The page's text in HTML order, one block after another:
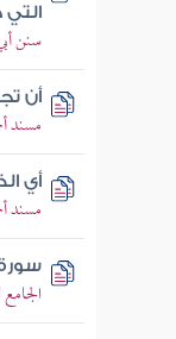
سنن
أن
مسند
أي
مسند